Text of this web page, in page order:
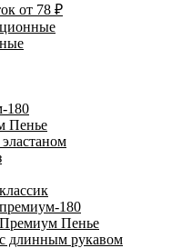
от 78 ₽
180
Пенье
180
Пенье
длинным рукавом